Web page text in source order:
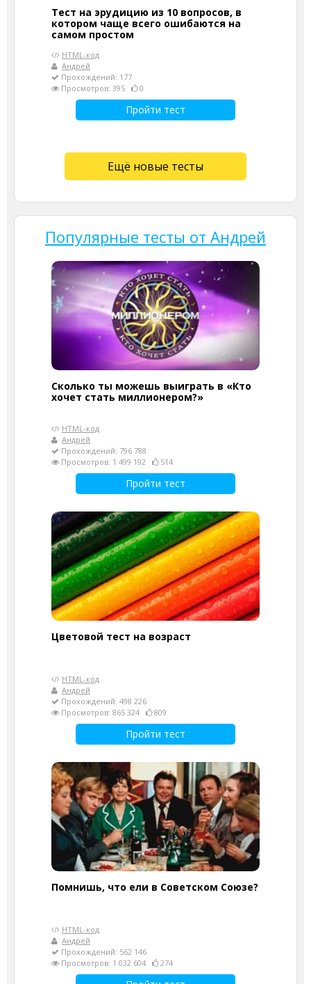
Тест на эрудицию из 10 вопросов, в
котором чаще всего ошибаются на
самом простом
HTML-код
Андрей
Прохождений: 177
Просмотров: 395
0
Пройти тест
Ещё новые тесты
Популярные тесты от Андрей
Сколько ты можешь выиграть в «Кто
хочет стать миллионером?»
HTML-код
Андрей
Прохождений: 796 788
Просмотров: 1 499 192
514
Пройти тест
Цветовой тест на возраст
HTML-код
Андрей
Прохождений: 498 226
Просмотров: 865 324
809
Пройти тест
Помнишь, что ели в Советском Союзе?
HTML-код
Андрей
Прохождений: 562 146
Просмотров: 1 032 604
274